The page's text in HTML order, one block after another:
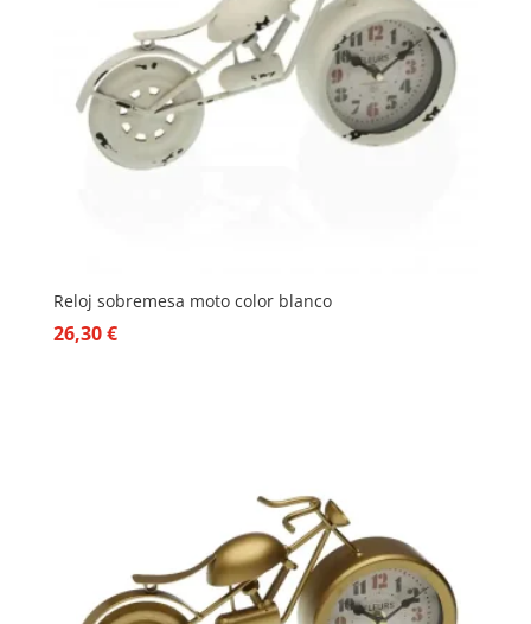
Reloj sobremesa moto color blanco
26,30€